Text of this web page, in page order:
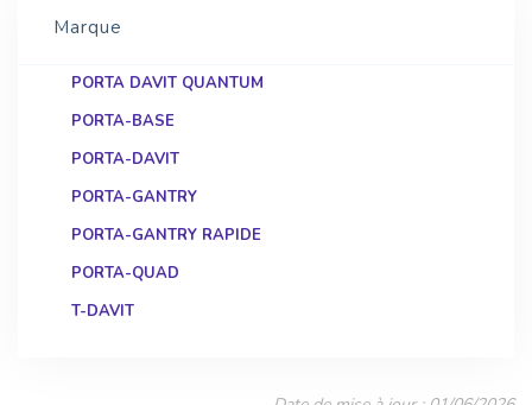
Marque
PORTA DAVIT QUANTUM
PORTA-BASE
PORTA-DAVIT
PORTA-GANTRY
PORTA-GANTRY RAPIDE
PORTA-QUAD
T-DAVIT